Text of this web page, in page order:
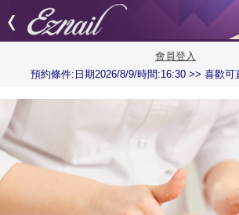
會員登入
預約條件:日期2026/8/9/時間:16:30 >> 喜歡可